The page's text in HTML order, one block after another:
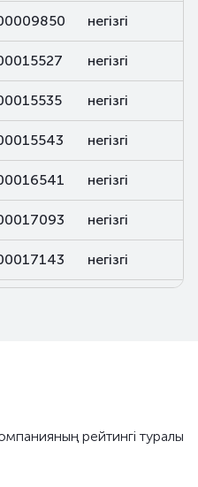
негізгі
негізгі
негізгі
негізгі
негізгі
негізгі
негізгі
рейтингі туралы